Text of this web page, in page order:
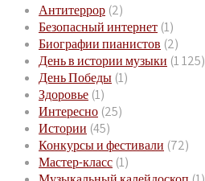
Антитеррор (2)
Безопасный интернет (1)
Биографии пианистов (2)
День в истории музыки (1 125)
День Победы (1)
Здоровье (1)
Интересно (25)
Истории (45)
Конкурсы и фестивали (72)
Мастер-класс (1)